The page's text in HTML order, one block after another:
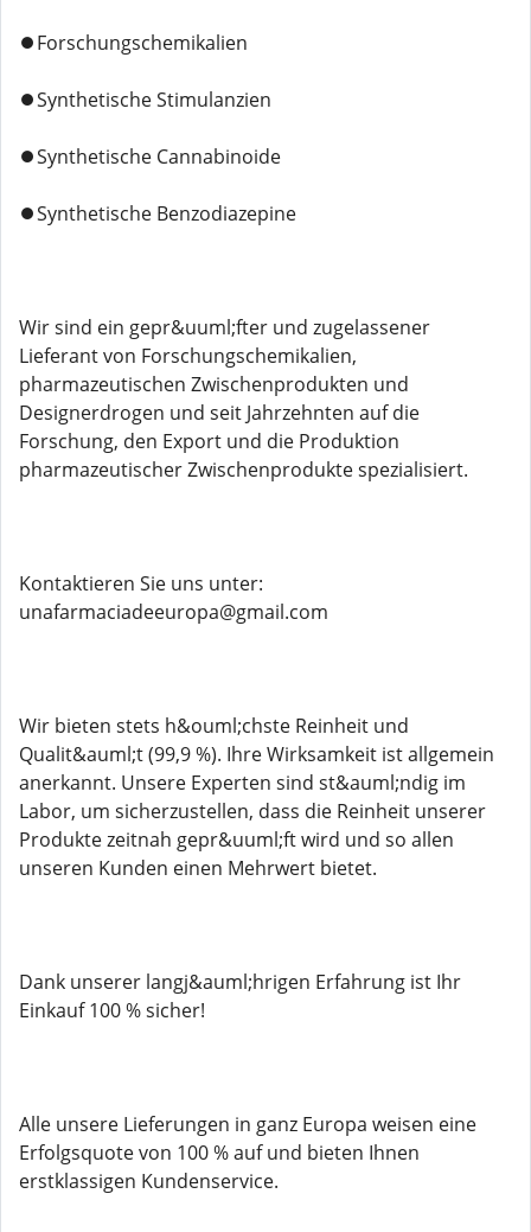
⏺️Forschungschemikalien
⏺️Synthetische Stimulanzien
⏺️Synthetische Cannabinoide
⏺️Synthetische Benzodiazepine
Wir sind ein gepr&uuml;fter und zugelassener
Lieferant von Forschungschemikalien,
pharmazeutischen Zwischenprodukten und
Designerdrogen und seit Jahrzehnten auf die
Forschung, den Export und die Produktion
pharmazeutischer Zwischenprodukte spezialisiert.
Kontaktieren Sie uns unter:
unafarmaciadeeuropa@gmail.com
Wir bieten stets h&ouml;chste Reinheit und
Qualit&auml;t (99,9 %). Ihre Wirksamkeit ist allgemein
anerkannt. Unsere Experten sind st&auml;ndig im
Labor, um sicherzustellen, dass die Reinheit unserer
Produkte zeitnah gepr&uuml;ft wird und so allen
unseren Kunden einen Mehrwert bietet.
Dank unserer langj&auml;hrigen Erfahrung ist Ihr
Einkauf 100 % sicher!
Alle unsere Lieferungen in ganz Europa weisen eine
Erfolgsquote von 100 % auf und bieten Ihnen
erstklassigen Kundenservice.